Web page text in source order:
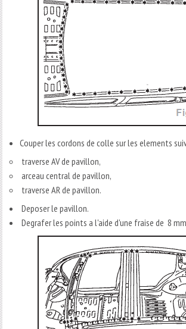
Couper les cordons de colle sur les elements
traverse AV de pavillon,
arceau central de pavillon,
traverse AR de pavillon.
Deposer le pavillon.
Degrafer les points a l'aide d'une fraise de 8 mm